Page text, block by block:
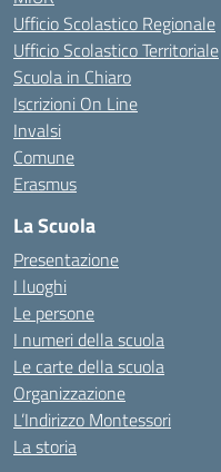
Ufficio Scolastico Regionale
Ufficio Scolastico Territoriale
Scuola in Chiaro
Iscrizioni On Line
Invalsi
Comune
Erasmus
La Scuola
Presentazione
I luoghi
Le persone
I numeri della scuola
Le carte della scuola
Organizzazione
L’Indirizzo Montessori
La storia